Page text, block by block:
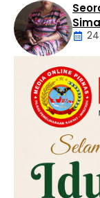
Artikel
Daerah
Hukum
Kriminal
Labusel
24